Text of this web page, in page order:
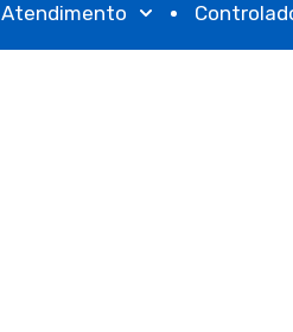
Atendimento